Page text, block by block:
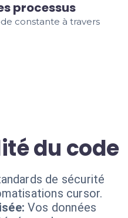
processus
constante à travers
du code
de sécurité
cursor.
Vos données